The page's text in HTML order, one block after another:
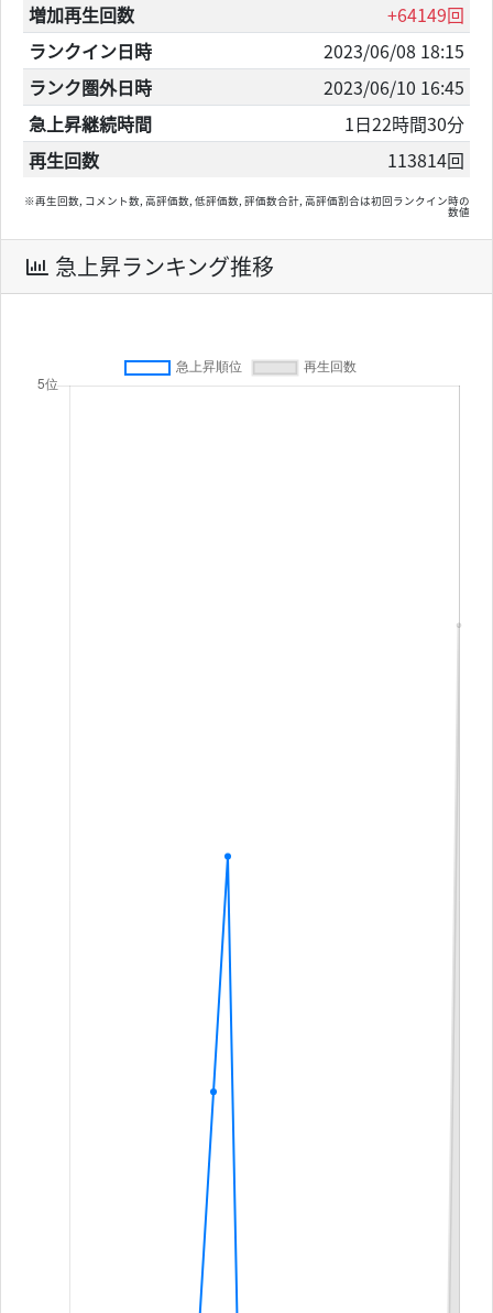
増加再生回数
+64149回
ランクイン日時
2023/06/08 18:15
ランク圏外日時
2023/06/10 16:45
急上昇継続時間
1日22時間30分
再生回数
113814回
※再生回数, コメント数, 高評価数, 低評価数, 評価数合計, 高評価割合は初回ランクイン時の
数値
急上昇ランキング推移